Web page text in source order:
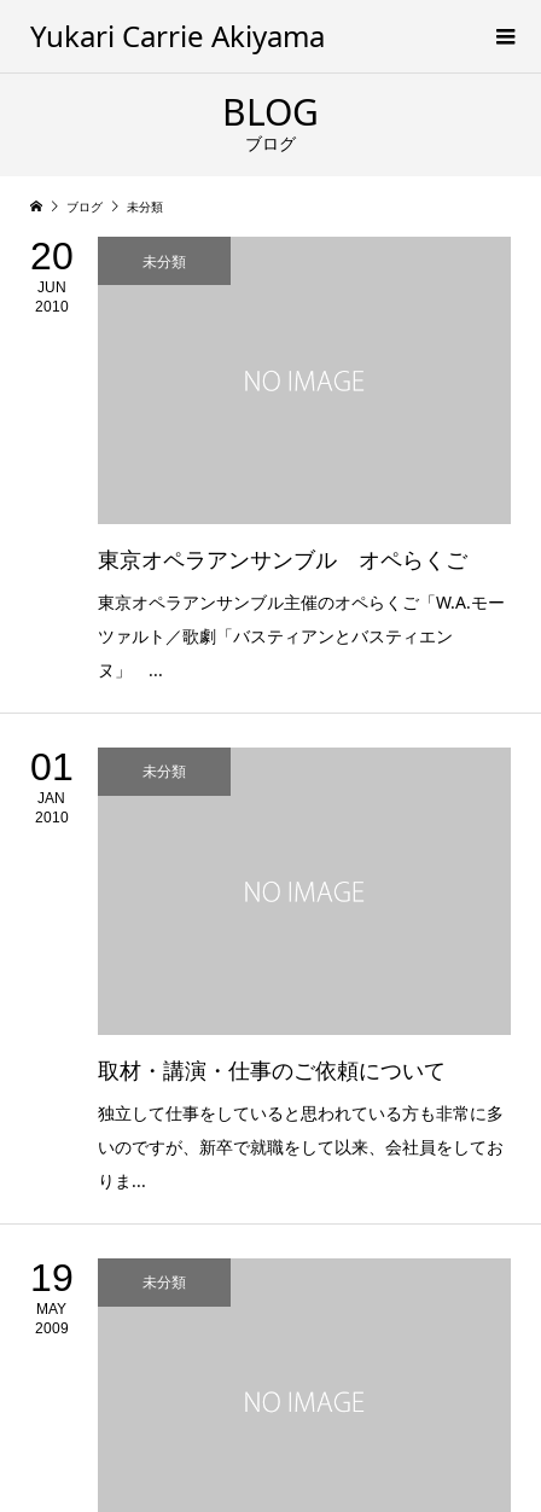
Yukari Carrie Akiyama
BLOG
ブログ
ブログ 未分類
20
JUN
2010
未分類
東京オペラアンサンブル オペらくご
東京オペラアンサンブル主催のオペらくご「W.A.モー
ツァルト／歌劇「バスティアンとバスティエン
ヌ」 ...
01
JAN
2010
未分類
取材・講演・仕事のご依頼について
独立して仕事をしていると思われている方も非常に多
いのですが、新卒で就職をして以来、会社員をしてお
りま...
19
MAY
2009
未分類